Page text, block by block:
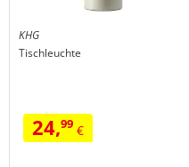
KHG
Tischleuchte
24,99 €